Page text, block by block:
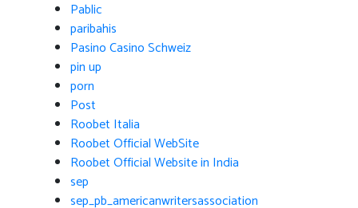
Pablic
paribahis
Pasino Casino Schweiz
pin up
porn
Post
Roobet Italia
Roobet Official WebSite
Roobet Official Website in India
sep
sep_pb_americanwritersassociation